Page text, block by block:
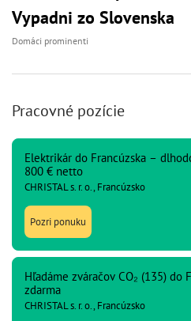
Vypadni zo Slovenska
Domáci prominenti
Pracovné pozície
Elektrikár do Francúzska –
800 € netto
CHRISTAL s. r. o., Francúzsko
Pozri ponuku
Hľadáme zváračov CO₂ (135) do
zdarma
CHRISTAL s. r. o., Francúzsko